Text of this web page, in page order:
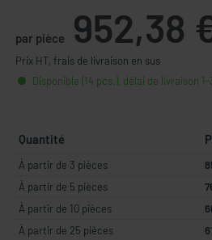
par pièce 952,38
Prix HT, frais de livraison en sus
Disponible (14 pcs.), délai de livraison
Quantité
À partir de 3 pièces
À partir de 5 pièces
À partir de 10 pièces
À partir de 25 pièces